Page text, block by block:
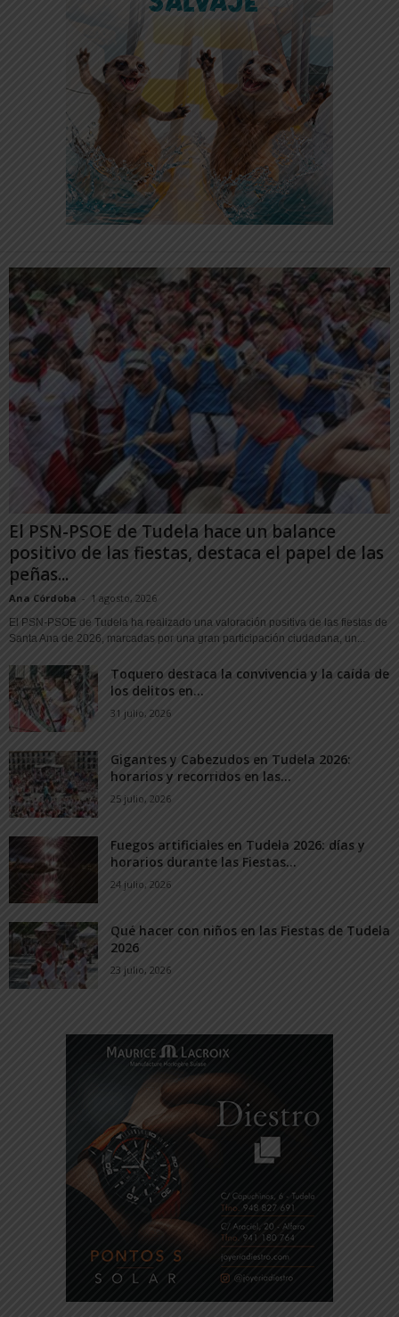
El PSN-PSOE de Tudela hace un balance
positivo de las fiestas, destaca el papel de las
peñas...
Ana Córdoba - 1 agosto, 2026
El PSN-PSOE de Tudela ha realizado una valoración positiva de las fiestas de
Santa Ana de 2026, marcadas por una gran participación ciudadana, un...
Toquero destaca la convivencia y la caída de
los delitos en...
31 julio, 2026
Gigantes y Cabezudos en Tudela 2026:
horarios y recorridos en las...
25 julio, 2026
Fuegos artificiales en Tudela 2026: días y
horarios durante las Fiestas...
24 julio, 2026
Qué hacer con niños en las Fiestas de Tudela
2026
23 julio, 2026